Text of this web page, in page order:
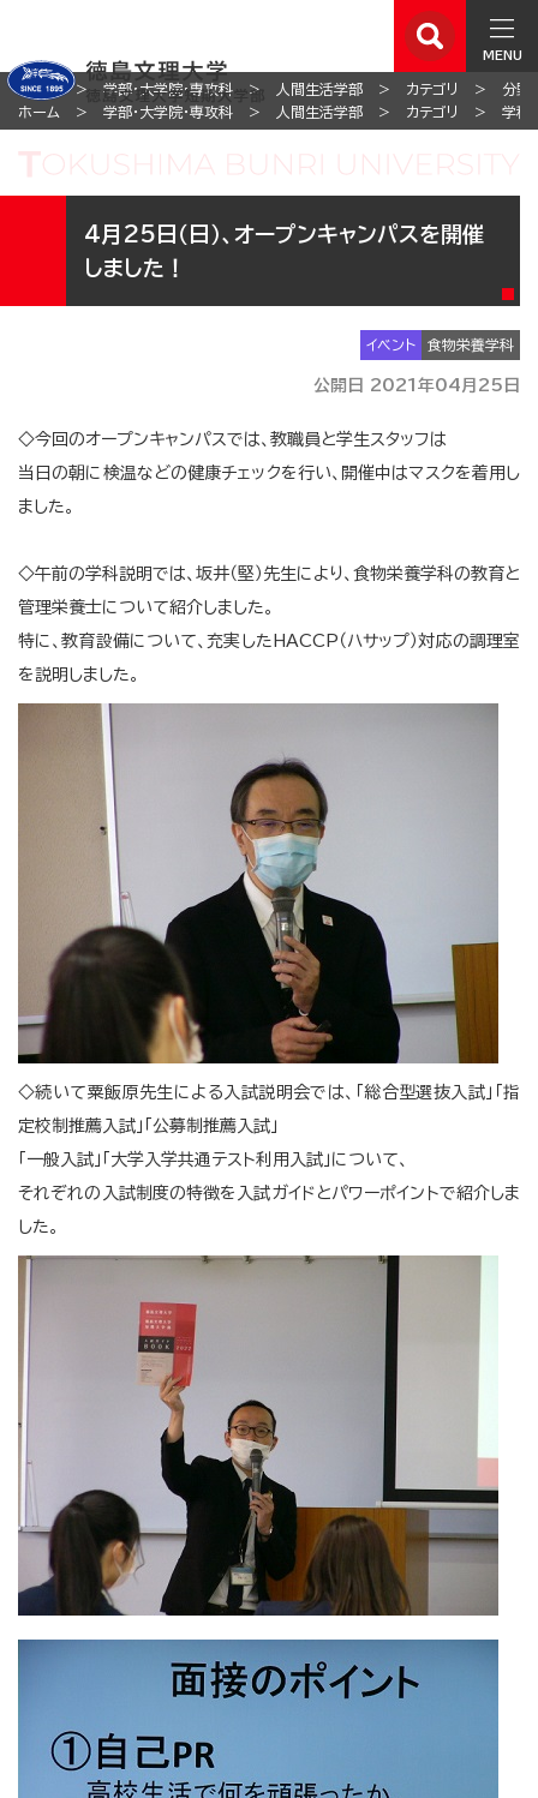
MENU
ホーム 学部・大学院・専攻科 人間生活学部 カテゴリ
分野
ホーム
学部・大学院・専攻科 人間生活学部 カテゴリ 学科
4月25日（日）、オープンキャンパスを開催
しました！
イベント 食物栄養学科
公開日 2021年04月25日
◇今回のオープンキャンパスでは、教職員と学生スタッフは
当日の朝に検温などの健康チェックを行い、開催中はマスクを着用し
ました。
◇午前の学科説明では、坂井（堅）先生により、食物栄養学科の教育と
管理栄養士について紹介しました。
特に、教育設備について、充実したHACCP（ハサップ）対応の調理室
を説明しました。
◇続いて粟飯原先生による入試説明会では、「総合型選抜入試」「指
定校制推薦入試」「公募制推薦入試」
「一般入試」「大学入学共通テスト利用入試」について、
それぞれの入試制度の特徴を入試ガイドとパワーポイントで紹介しま
した。